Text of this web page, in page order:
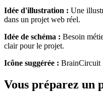
Idée d'illustration : Une
dans un projet web réel.
Idée de schéma : Besoin
clair pour le projet.
Icône suggérée : BrainCircuit
Vous préparez un